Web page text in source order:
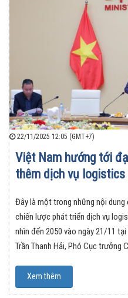
22/11/2025 12:05 (GMT+7)
Việt Nam hướng tới
thêm dịch vụ
Đây là một trong những nội
chiến lược phát triển dịch vụ
nhìn đến 2050 vào ngày 21/11
Trần Thanh Hải, Phó Cục trưởng
Xem thêm